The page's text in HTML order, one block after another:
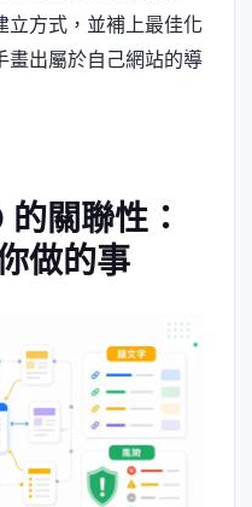
立方式，並補上最佳化
畫出屬於自己網站的導
關聯性：
做的事